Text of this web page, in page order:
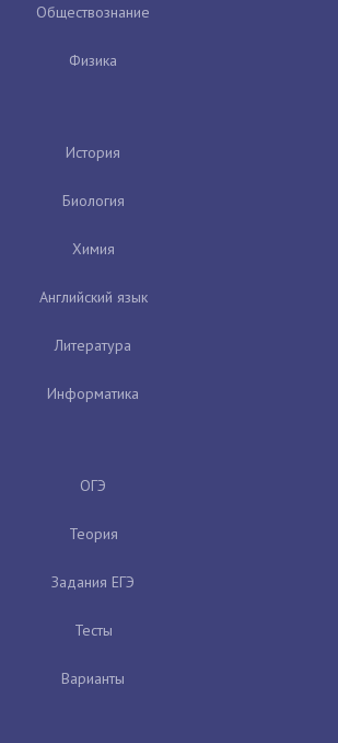
Обществознание
Физика
История
Биология
Химия
Английский язык
Литература
Информатика
ОГЭ
Теория
Задания ЕГЭ
Тесты
Варианты